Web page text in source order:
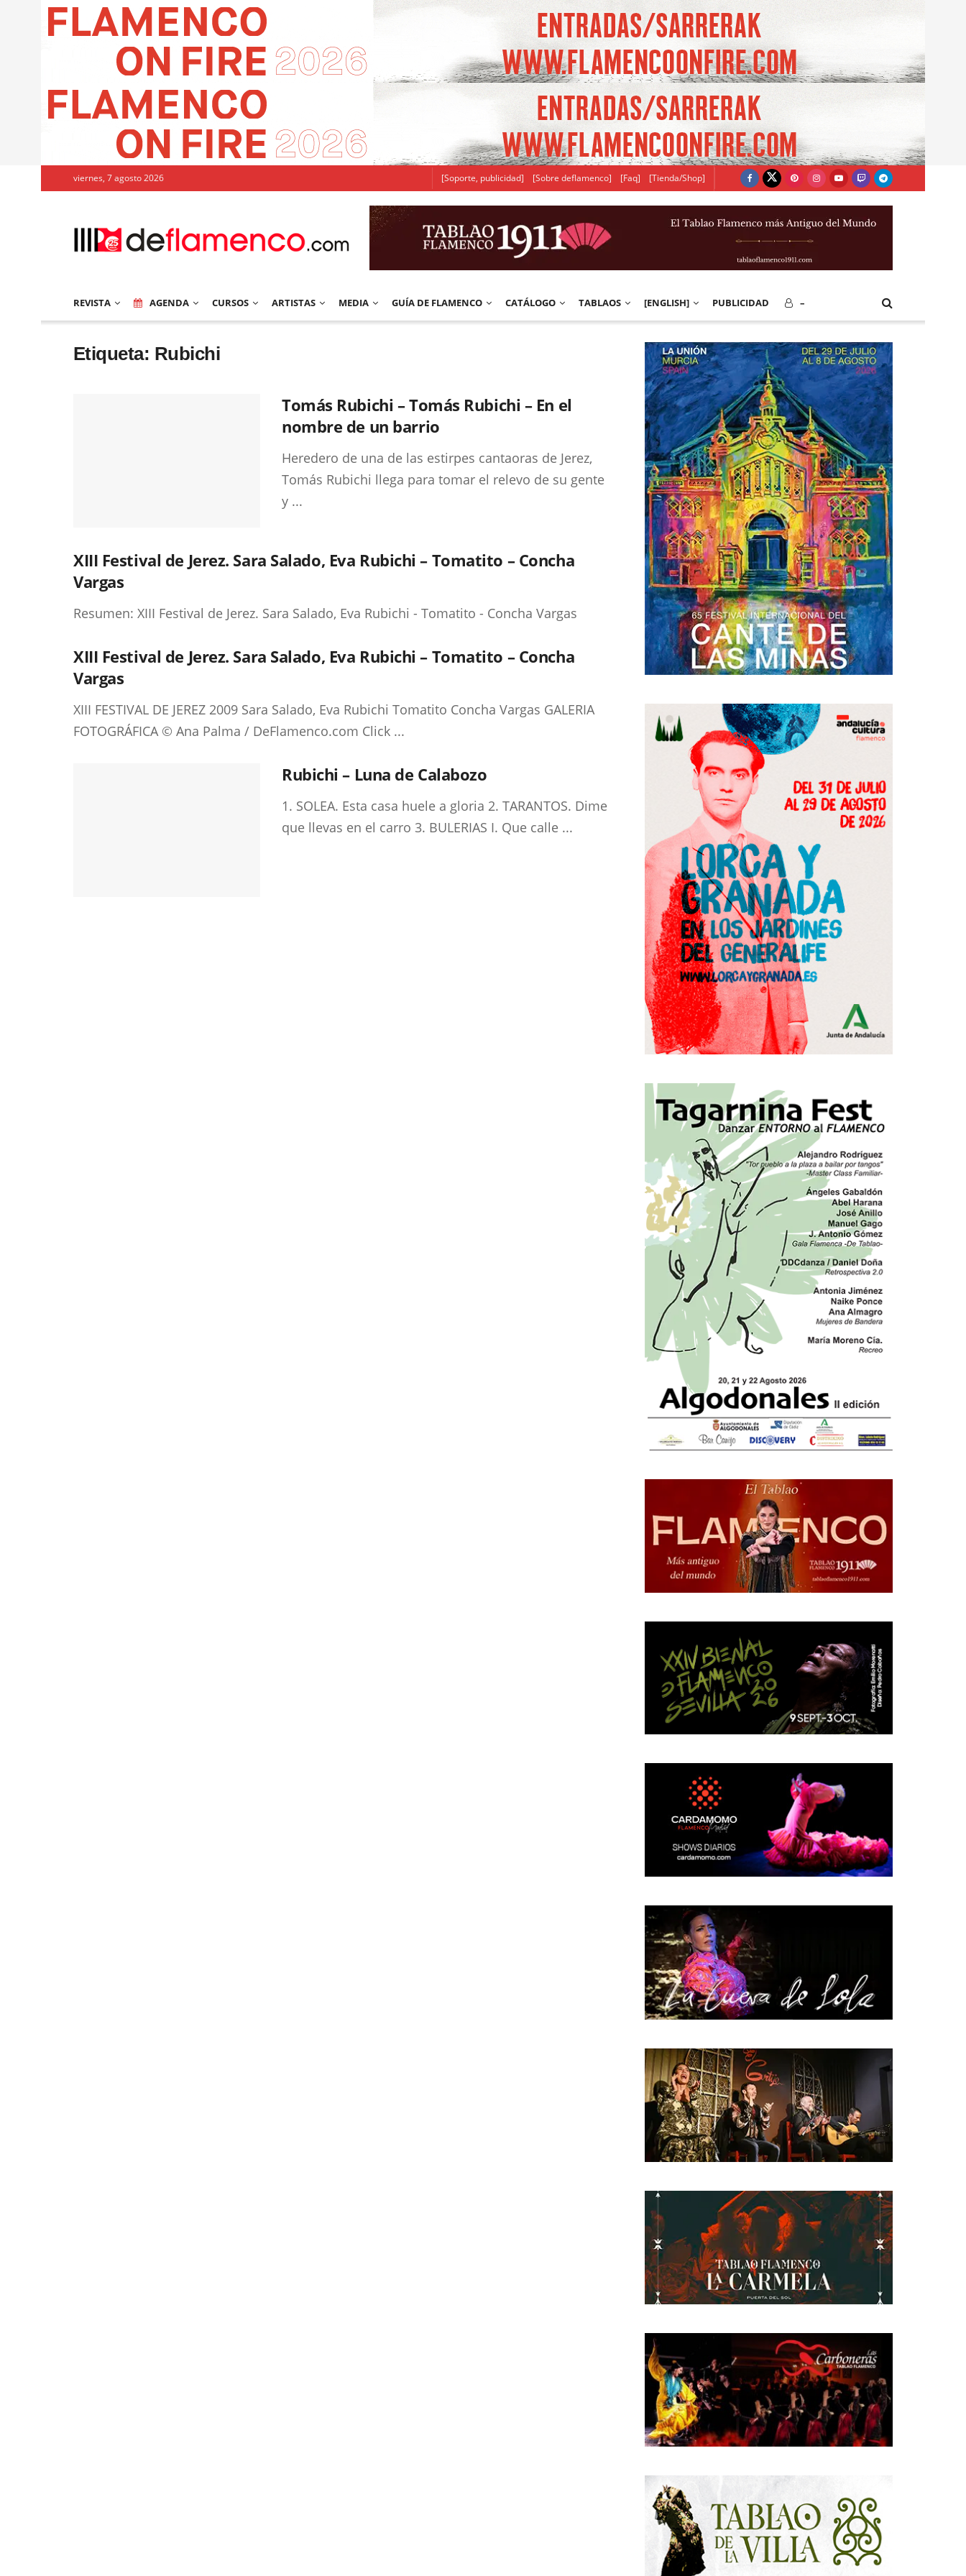
viernes, 7 agosto 2026 [Soporte, publicidad] [Sobre deflamenco] [Faq] [Tienda/Shop]
REVISTA AGENDA CURSOS ARTISTAS MEDIA GUÍA DE FLAMENCO CATÁLOGO TABLAOS [ENGLISH] PUBLICIDAD –
Etiqueta: Rubichi
Tomás Rubichi – Tomás Rubichi – En el
nombre de un barrio
Heredero de una de las estirpes cantaoras de Jerez,
Tomás Rubichi llega para tomar el relevo de su gente
y ...
XIII Festival de Jerez. Sara Salado, Eva Rubichi – Tomatito – Concha
Vargas
Resumen: XIII Festival de Jerez. Sara Salado, Eva Rubichi - Tomatito - Concha Vargas
XIII Festival de Jerez. Sara Salado, Eva Rubichi – Tomatito – Concha
Vargas
XIII FESTIVAL DE JEREZ 2009 Sara Salado, Eva Rubichi Tomatito Concha Vargas GALERIA
FOTOGRÁFICA © Ana Palma / DeFlamenco.com Click ...
Rubichi – Luna de Calabozo
1. SOLEA. Esta casa huele a gloria 2. TARANTOS. Dime
que llevas en el carro 3. BULERIAS I. Que calle ...